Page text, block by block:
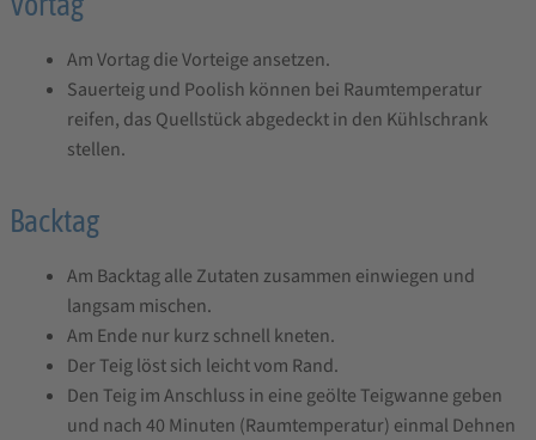
g
Am Vortag die Vorteige ansetzen.
Sauerteig und Poolish können bei Raumtemperatur
reifen, das Quellstück abgedeckt in den Kühlschrank
stellen.
Backtag
Am Backtag alle Zutaten zusammen einwiegen und
langsam mischen.
Am Ende nur kurz schnell kneten.
Der Teig löst sich leicht vom Rand.
Den Teig im Anschluss in eine geölte Teigwanne geben
und nach 40 Minuten (Raumtemperatur) einmal Dehnen